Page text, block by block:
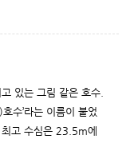
있는 그림 같은 호수.
수’라는 이름이 붙었
고 수심은 23.5m에